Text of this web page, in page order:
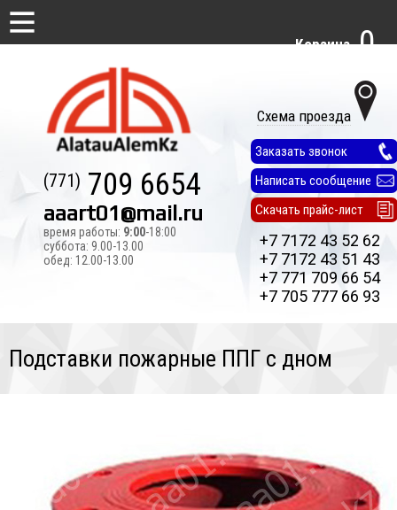
Схема проезда
(771) 709 6654
aaart01@mail.ru
время работы: 9:00-18:00
суббота: 9.00-13.00
обед: 12.00-13.00
Заказать звонок
Написать сообщение
Скачать прайс-лист
+7 7172 43 52 62
+7 7172 43 51 43
+7 771 709 66 54
+7 705 777 66 93
Корзина 0
Подставки пожарные ППГ с дном